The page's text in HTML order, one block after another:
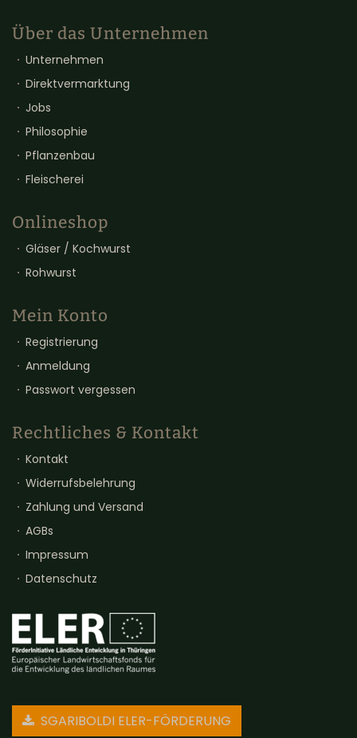
Über das Unternehmen
Unternehmen
Direktvermarktung
Jobs
Philosophie
Pflanzenbau
Fleischerei
Onlineshop
Gläser / Kochwurst
Rohwurst
Mein Konto
Registrierung
Anmeldung
Passwort vergessen
Rechtliches & Kontakt
Kontakt
Widerrufsbelehrung
Zahlung und Versand
AGBs
Impressum
Datenschutz
SGARIBOLDI ELER-FÖRDERUNG